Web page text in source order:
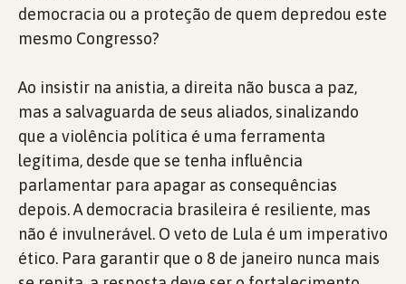
democracia ou a proteção de quem depredou este
mesmo Congresso?
Ao insistir na anistia, a direita não busca a paz,
mas a salvaguarda de seus aliados, sinalizando
que a violência política é uma ferramenta
legítima, desde que se tenha influência
parlamentar para apagar as consequências
depois. A democracia brasileira é resiliente, mas
não é invulnerável. O veto de Lula é um imperativo
ético. Para garantir que o 8 de janeiro nunca mais